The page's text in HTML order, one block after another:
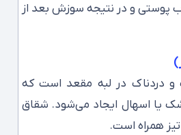
پوستی و در نتیجه سوزش بعد از
دردناک در لبه مقعد است که
یا اسهال ایجاد می‌شود. شقاق
همراه است.